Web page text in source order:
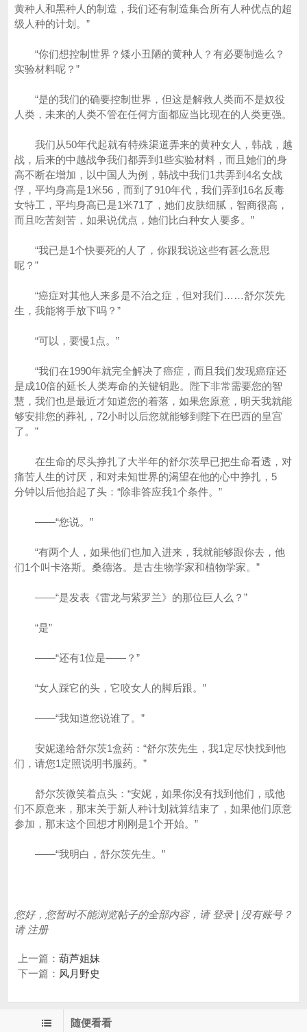
黄种人和黑种人的制造，我们还有制造集合所有人种优点的超
级人种的计划。”
“你们想控制世界？矮小丑陋的黄种人？有必要制造么？
实验材料呢？”
“是的我们的确要控制世界，但这是解救人类而不是奴役
人类，未来的人类不管在任何方面都应当比现在的人类更强。
我们从50年代起就有特殊渠道弄来的黄种女人，韩战，越
战，后来的中越战争我们都弄到1些实验材料，而且她们的身
高不断在增加，以中国人为例，韩战中我们1共弄到4名女战
俘，平均身高是1米56，而到了910年代，我们弄到16名反毒
女特工，平均身高已是1米71了，她们皮肤细腻，智商很高，
而且吃苦刻苦，如果说优点，她们比白种女人要多。”
“我已是1个快要死的人了，你跟我说这些有甚么意思
呢？”
“癌症对其他人来多是不治之症，但对我们……舒尔茨先
生，我能将手放下吗？”
“可以，要慢1点。”
“我们在1990年就完全解决了癌症，而且我们发现癌症还
是成10倍的延长人类寿命的关键钥匙。陛下非常需要您的智
慧，我们也是最近才知道您的着落，如果您原意，明天我就能
够安排您的葬礼，72小时以后您就能够到陛下在巴西的皇宫
了。”
在生命的尽头挣扎了大半年的舒尔茨早已把生命看透，对
痛苦人生的讨厌，和对未知世界的渴望在他的心中挣扎，5
分钟以后他抬起了头：“除非答应我1个条件。”
——“您说。”
“有两个人，如果他们也加入进来，我就能够跟你去，他
们1个叫卡洛斯。桑德洛。是古生物学家和植物学家。”
——“是发表《雷龙与紫罗兰》的那位巨人么？”
“是”
——“还有1位是——？”
“女人踩它的头，它咬女人的脚后跟。”
——“我知道您说谁了。”
安妮递给舒尔茨1盒药：“舒尔茨先生，我1定尽快找到他
们，请您1定照说明书服药。”
舒尔茨微笑着点头：“安妮，如果你没有找到他们，或他
们不原意来，那末关于新人种计划就算结束了，如果他们原意
参加，那末这个回想才刚刚是1个开始。”
——“我明白，舒尔茨先生。”
您好，您暂时不能浏览帖子的全部内容，请 登录 | 没有账号？
请 注册
上一篇： 葫芦姐妹
下一篇： 风月野史
随便看看